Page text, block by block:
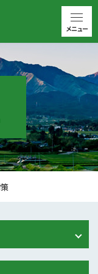
メニュー